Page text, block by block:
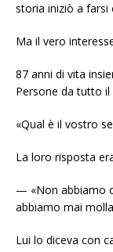
storia iniziò a farsi
Ma il vero
87 anni di vita
Persone da tutto
«Qual è il vostro
La loro risposta
— «Non abbiamo
abbiamo mai
Lui lo diceva con